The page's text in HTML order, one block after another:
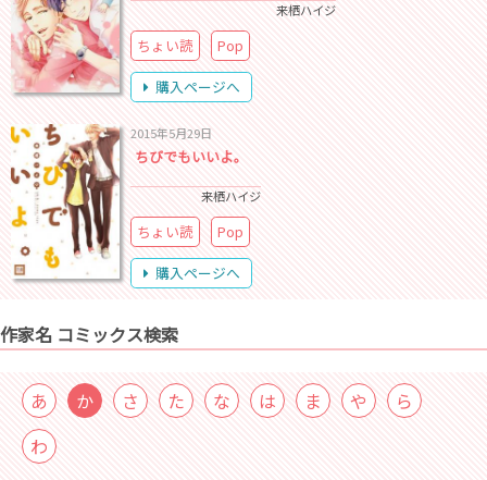
来栖ハイジ
ちょい読
Pop
購入ページへ
2015年5月29日
ちびでもいいよ。
来栖ハイジ
ちょい読
Pop
購入ページへ
作家名 コミックス検索
あ か さ た な は ま や
ら
わ